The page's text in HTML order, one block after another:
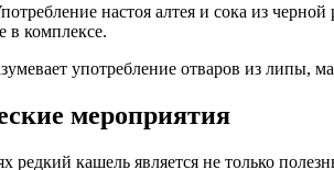
настоя алтея и сока из
в комплексе.
употребление отваров из липы,
мероприятия
редкий кашель является не только